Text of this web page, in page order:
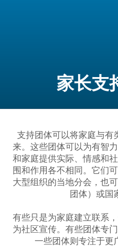
家长支
支持团体可以将家庭与有
来。这些团体可以为有智
和家庭提供实际、情感和
围和作用各不相同。它们
大型组织的当地分会，也
团体）或国
有些只是为家庭建立联系
为社区宣传。有些团体专
一些团体则专注于更